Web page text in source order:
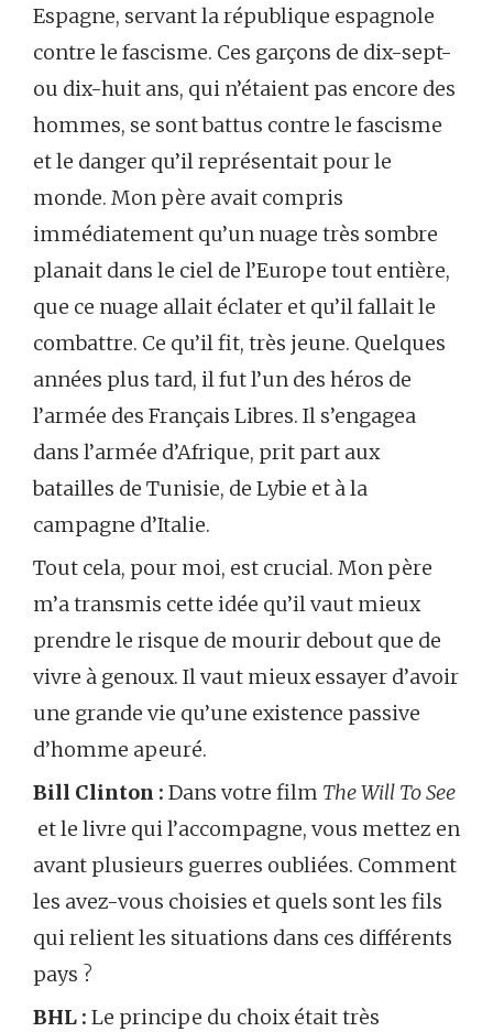
Espagne, servant la république espagnole
contre le fascisme. Ces garçons de dix-sept-
ou dix-huit ans, qui n’étaient pas encore des
hommes, se sont battus contre le fascisme
et le danger qu’il représentait pour le
monde. Mon père avait compris
immédiatement qu’un nuage très sombre
planait dans le ciel de l’Europe tout entière,
que ce nuage allait éclater et qu’il fallait le
combattre. Ce qu’il fit, très jeune. Quelques
années plus tard, il fut l’un des héros de
l’armée des Français Libres. Il s’engagea
dans l’armée d’Afrique, prit part aux
batailles de Tunisie, de Lybie et à la
campagne d’Italie.
Tout cela, pour moi, est crucial. Mon père
m’a transmis cette idée qu’il vaut mieux
prendre le risque de mourir debout que de
vivre à genoux. Il vaut mieux essayer d’avoir
une grande vie qu’une existence passive
d’homme apeuré.
Bill Clinton : Dans votre film The Will To See
et le livre qui l’accompagne, vous mettez en
avant plusieurs guerres oubliées. Comment
les avez-vous choisies et quels sont les fils
qui relient les situations dans ces différents
pays ?
BHL : Le principe du choix était très